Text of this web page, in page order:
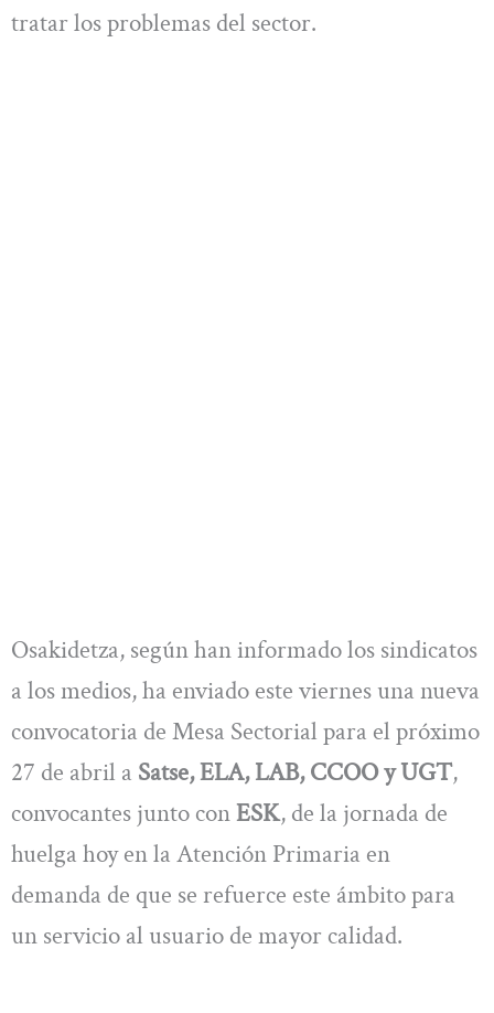
tratar los problemas del sector.
Osakidetza, según han informado los sindicatos
a los medios, ha enviado este viernes una nueva
convocatoria de Mesa Sectorial para el próximo
27 de abril a Satse, ELA, LAB, CCOO y UGT,
convocantes junto conESK, de la jornada de
huelga hoy en la Atención Primaria en
demanda de que se refuerce este ámbito para
un servicio al usuario de mayor calidad.